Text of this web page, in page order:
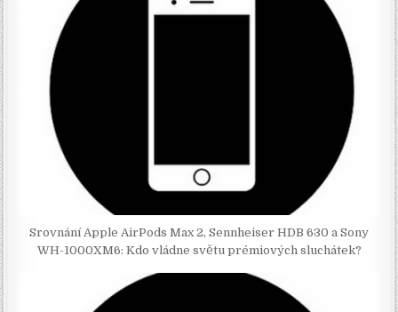
Srovnání Apple AirPods Max 2, Sennheiser HDB 630 a Sony
WH-1000XM6: Kdo vládne světu prémiových sluchátek?